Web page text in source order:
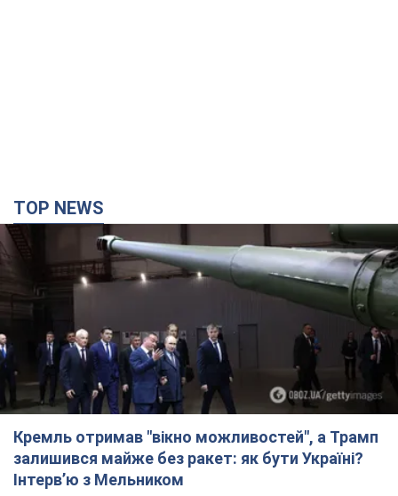
TOP NEWS
Кремль отримав "вікно можливостей", а Трамп
залишився майже без ракет: як бути Україні?
Інтерв’ю з Мельником